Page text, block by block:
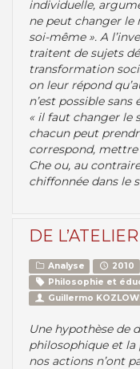
individuelle,
ne peut changer le
soi-même ». A
traitent de sujets
transformation
on leur répond
n’est possible
« il faut changer le
chacun peut
correspond, mettre
Che ou, au
chiffonnée dans le
DE
Analyse
2010
Philosophie et
Guillermo
Une hypothèse de
philosophique et la
nos actions n’ont